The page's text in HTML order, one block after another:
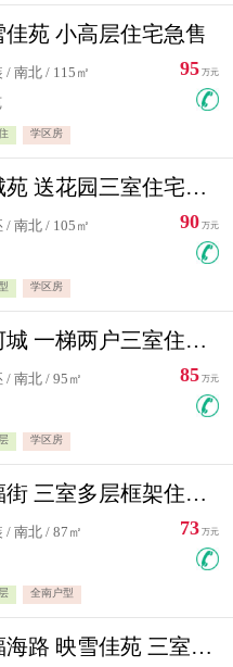
苑 小高层住宅急售
/ 南北 / 115㎡
学区房
95 万元
福海路 澳城苑 送花园三室住宅急售
/ 南北 / 105㎡
学区房
90 万元
福海路 星河城 一梯两户三室住宅急售
/ 南北 / 95㎡
学区房
85 万元
福海路 汇福街 三室多层框架住宅急售
/ 南北 / 87㎡
全南户型
73 万元
可公积金 福海路 映雪佳苑 三室住宅急售送小棚